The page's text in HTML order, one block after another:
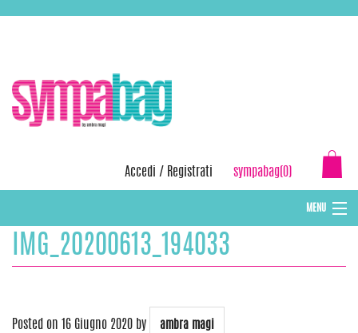
Accedi / Registrati sympabag(0)
MENU
CAPPELLI INVERNALI DONNA
IMG_20200613_194033
Posted on 16 Giugno 2020 by ambra magi